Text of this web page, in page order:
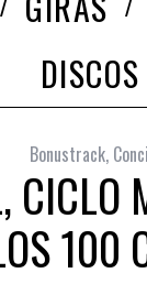
Bonustrack,
100